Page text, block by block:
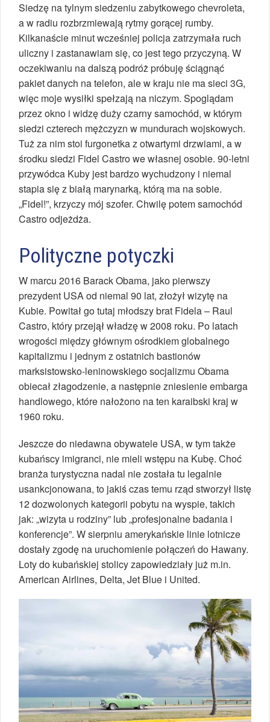
Siedzę na tylnym siedzeniu zabytkowego chevroleta,
a w radiu rozbrzmiewają rytmy gorącej rumby.
Kilkanaście minut wcześniej policja zatrzymała ruch
uliczny i zastanawiam się, co jest tego przyczyną. W
oczekiwaniu na dalszą podróż próbuję ściągnąć
pakiet danych na telefon, ale w kraju nie ma sieci 3G,
więc moje wysiłki spełzają na niczym. Spoglądam
przez okno i widzę duży czarny samochód, w którym
siedzi czterech mężczyzn w mundurach wojskowych.
Tuż za nim stoi furgonetka z otwartymi drzwiami, a w
środku siedzi Fidel Castro we własnej osobie. 90-letni
przywódca Kuby jest bardzo wychudzony i niemal
stapia się z białą marynarką, którą ma na sobie.
„Fidel!”, krzyczy mój szofer. Chwilę potem samochód
Castro odjeżdża.
Polityczne potyczki
W marcu 2016 Barack Obama, jako pierwszy
prezydent USA od niemal 90 lat, złożył wizytę na
Kubie. Powitał go tutaj młodszy brat Fidela – Raul
Castro, który przejął władzę w 2008 roku. Po latach
wrogości między głównym ośrodkiem globalnego
kapitalizmu i jednym z ostatnich bastionów
marksistowsko-leninowskiego socjalizmu Obama
obiecał złagodzenie, a następnie zniesienie embarga
handlowego, które nałożono na ten karaibski kraj w
1960 roku.
Jeszcze do niedawna obywatele USA, w tym także
kubańscy imigranci, nie mieli wstępu na Kubę. Choć
branża turystyczna nadal nie została tu legalnie
usankcjonowana, to jakiś czas temu rząd stworzył listę
12 dozwolonych kategorii pobytu na wyspie, takich
jak: „wizyta u rodziny” lub „profesjonalne badania i
konferencje”. W sierpniu amerykańskie linie lotnicze
dostały zgodę na uruchomienie połączeń do Hawany.
Loty do kubańskiej stolicy zapowiedziały już m.in.
American Airlines, Delta, Jet Blue i United.